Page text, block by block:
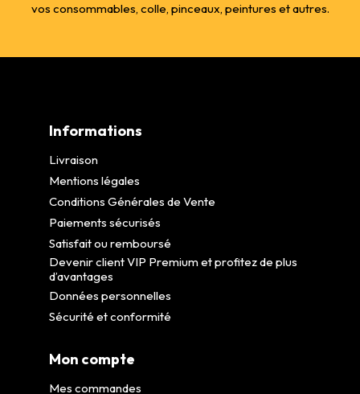
vos consommables, colle, pinceaux, peintures et autres.
Informations
Livraison
Mentions légales
Conditions Générales de Vente
Paiements sécurisés
Satisfait ou remboursé
Devenir client VIP Premium et profitez de plus
d’avantages
Données personnelles
Sécurité et conformité
Mon compte
Mes commandes